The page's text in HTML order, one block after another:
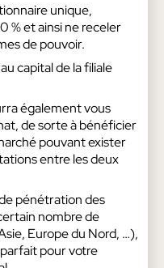
unique,
% et ainsi ne receler
de pouvoir.
capital de la filiale
également vous
de sorte à bénéficier
pouvant exister
entre les deux
pénétration des
nombre de
Europe du Nord, …),
pour votre